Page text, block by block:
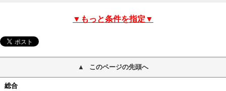
▼もっと条件を指定▼
このページの先頭へ
総合